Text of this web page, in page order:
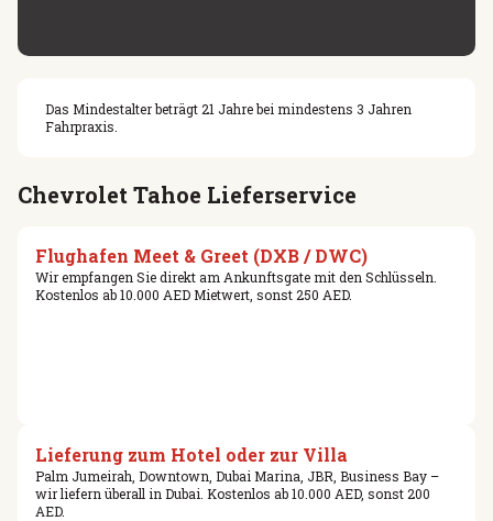
Das Mindestalter beträgt 21 Jahre bei mindestens 3 Jahren
Fahrpraxis.
Chevrolet Tahoe Lieferservice
Flughafen Meet & Greet (DXB / DWC)
Wir empfangen Sie direkt am Ankunftsgate mit den Schlüsseln.
Kostenlos ab 10.000 AED Mietwert, sonst 250 AED.
Lieferung zum Hotel oder zur Villa
Palm Jumeirah, Downtown, Dubai Marina, JBR, Business Bay –
wir liefern überall in Dubai. Kostenlos ab 10.000 AED, sonst 200
AED.